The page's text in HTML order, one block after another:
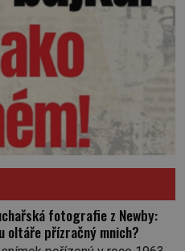
fotografie z Newby:
oltáře přízračný mnich?